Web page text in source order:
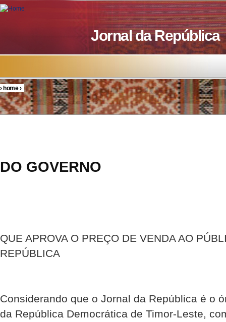
Skip to main content
Jornal da República
You are here
›home›
DO GOVERNO
QUE APROVA O PREÇO DE VENDA AO
REPÚBLICA
Considerando que o Jornal da República é o
da República Democrática de Timor-Leste,